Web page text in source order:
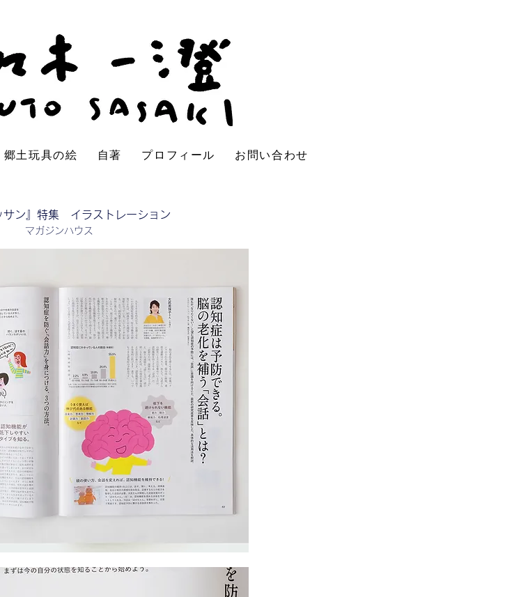
郷土玩具の絵 自著 プロフィール お問い合わせ
サン』特集 イラストレーション
マガジンハウス